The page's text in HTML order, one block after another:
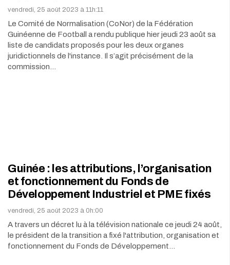
vendredi, 25 août 2023 à 11h:11
Le Comité de Normalisation (CoNor) de la Fédération
Guinéenne de Football a rendu publique hier jeudi 23 août sa
liste de candidats proposés pour les deux organes
juridictionnels de l'instance. Il s’agit précisément de la
commission…
Guinée : les attributions, l’organisation
et fonctionnement du Fonds de
Développement Industriel et PME fixés
vendredi, 25 août 2023 à 0h:00
A travers un décret lu à la télévision nationale ce jeudi 24 août,
le président de la transition a fixé l'attribution, organisation et
fonctionnement du Fonds de Développement…